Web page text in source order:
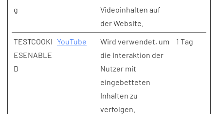
g
Videoinhalten auf
der Website.
TESTCOOKI
ESENABLE
D
YouTube
Wird verwendet, um
die Interaktion der
Nutzer mit
eingebetteten
Inhalten zu
verfolgen.
1 Tag